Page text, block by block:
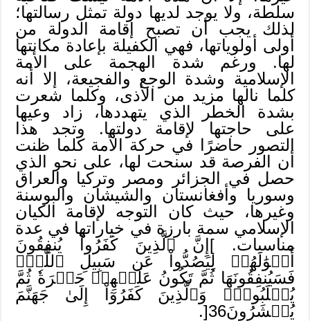
سلطة، ولا يوجد لديها دولة تمثل رسالتها؛
لذلك يجب أن تصبح إقامة الدولة من
أولى أولوياتها، فهي الكفيلة بإعادة مكانتها
لها. ورغم شدة الهجمة على الأمة
الإسلامية وشدة الوجع والفجيعة، إلا أنه
كلما نالها مزيد من الأذى، وكلما شعرت
بشدة الخطر الذي يتهددها، زاد وعيها
على حاجتها لإقامة دولتها. وتجد هذا
التصور حاضرًا في حركة الأمة كلما ظنت
أن الفرصة قد سنحت لها، على نحو الذي
حصل في الجزائر ومصر وتركيا والعراق
وسوريا وأفغانستان والشيشان والبوسنة
وغيرها، حيث كان التوجه لإقامة الكيان
الإسلامي سمة بارزة في خياراتها في عدة
مناسبات. ]إِنَّ ٱلَّذِينَ كَفَرُواْ يُنفِقُونَ
أَمۡوَٰلَهُمۡ لِيَصُدُّواْ عَن سَبِيلِ ٱللَّهِۚ
فَسَيُنفِقُونَهَا ثُمَّ تَكُونُ عَلَيۡهِمۡ حَسۡرَةٗ ثُمَّ
يُغۡلَبُونَۗ وَٱلَّذِينَ كَفَرُوٓاْ إِلَىٰ جَهَنَّمَ
يُحۡشَرُونَ36[.